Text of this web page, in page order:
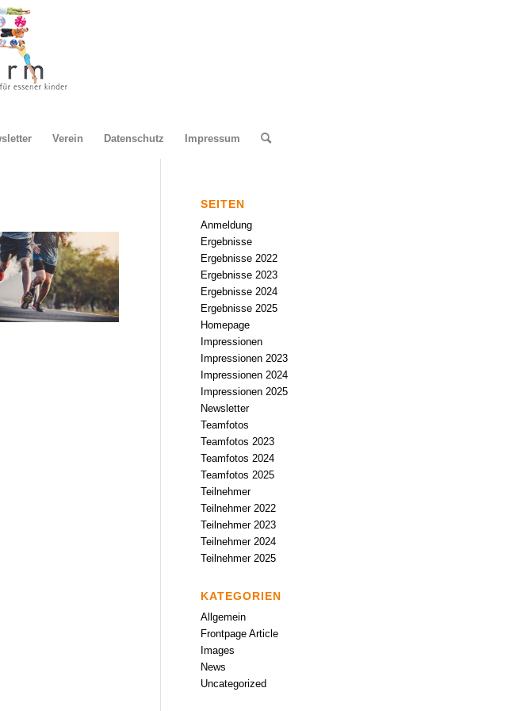
Verein Datenschutz Impressum
SEITEN
Anmeldung
Ergebnisse
Ergebnisse 2022
Ergebnisse 2023
Ergebnisse 2024
Ergebnisse 2025
Homepage
Impressionen
Impressionen 2023
Impressionen 2024
Impressionen 2025
Newsletter
Teamfotos
Teamfotos 2023
Teamfotos 2024
Teamfotos 2025
Teilnehmer
Teilnehmer 2022
Teilnehmer 2023
Teilnehmer 2024
Teilnehmer 2025
KATEGORIEN
Allgemein
Frontpage Article
Images
News
Uncategorized